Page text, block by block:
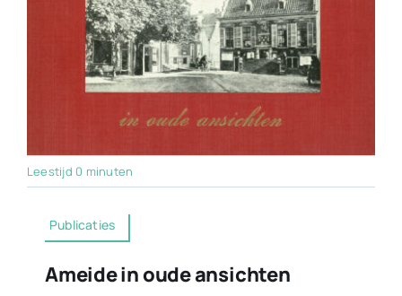
Leestijd 0 minuten
Publicaties
Ameide in oude ansichten